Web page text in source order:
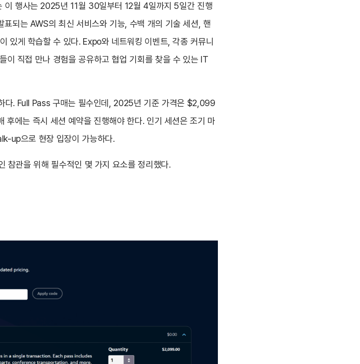
이 행사는 2025년 11월 30일부터 12월 4일까지 5일간 진행
되는 AWS의 최신 서비스와 기능, 수백 개의 기술 세션, 핸
있게 학습할 수 있다. Expo와 네트워킹 이벤트, 각종 커뮤니
이 직접 만나 경험을 공유하고 협업 기회를 찾을 수 있는 IT
다. Full Pass 구매는 필수인데, 2025년 기준 가격은 $2,099
에는 즉시 세션 예약을 진행해야 한다. 인기 세션은 조기 마
up으로 현장 입장이 가능하다.
참관을 위해 필수적인 몇 가지 요소를 정리했다.